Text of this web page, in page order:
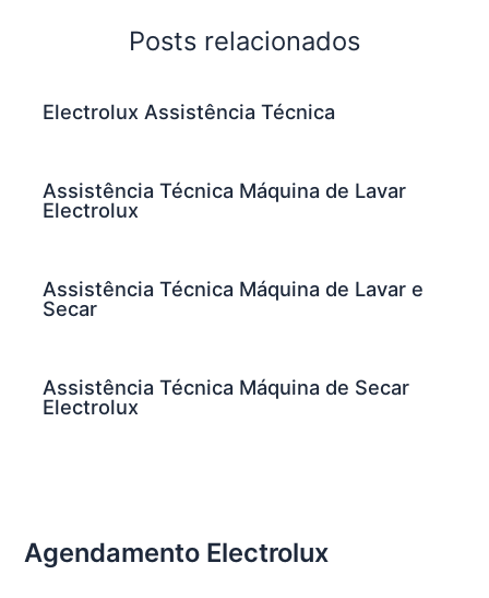
Posts relacionados
Electrolux Assistência Técnica
Assistência Técnica Máquina de Lavar
Electrolux
Assistência Técnica Máquina de Lavar e
Secar
Assistência Técnica Máquina de Secar
Electrolux
Agendamento Electrolux